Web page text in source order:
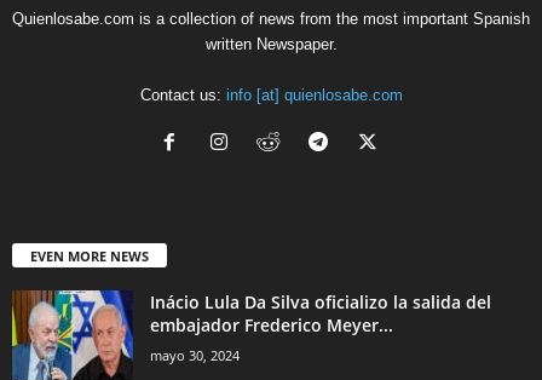
Quienlosabe.com is a collection of news from the most important Spanish
written Newspaper.
Contact us: info [at] quienlosabe.com
EVEN MORE NEWS
Inácio Lula Da Silva oficializo la salida del
embajador Frederico Meyer...
mayo 30, 2024